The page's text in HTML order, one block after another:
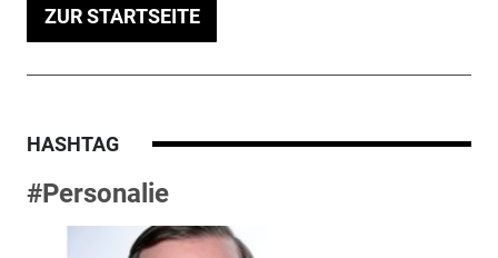
ZUR STARTSEITE
HASHTAG
#Personalie